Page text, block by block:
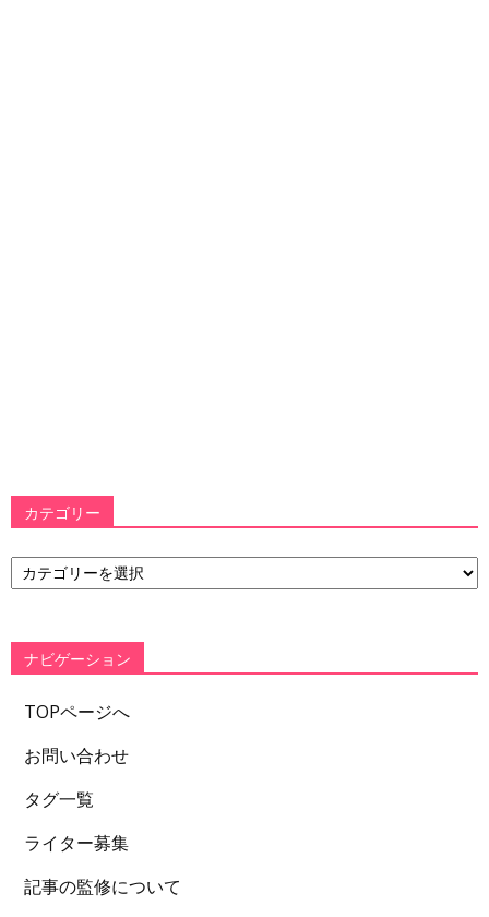
カテゴリー
カ
テ
ー
ナビゲーション
TOPページへ
お問い合わせ
タグ一覧
ライター募集
記事の監修について